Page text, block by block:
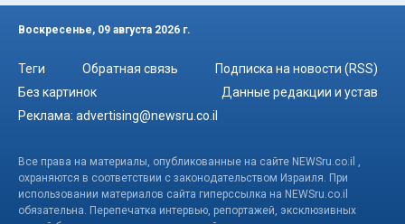
Воскресенье, 09 августа 2026 г.
Теги Обратная связь
Подписка на новости (RSS)
Без картинок
Данные редакции и устав
Реклама: advertising@newsru.co.il
Все права на материалы, опубликованные на сайте NEWSru.co.il ,
охраняются в соответствии с законодательством Израиля. При
использовании материалов сайта гиперссылка на NEWSru.co.il
обязательна. Перепечатка интервью, репортажей, эксклюзивных